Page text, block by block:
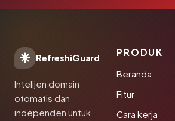
RefreshiGuard
Intelijen domain
otomatis dan
independen untuk
PRODUK
Beranda
Fitur
Cara kerja